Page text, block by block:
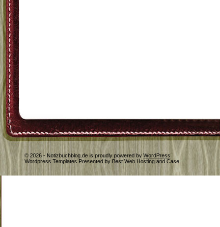
© 2026 - Notizbuchblog.de is proudly powered by WordPress
Wordpress Templates Presented by Best Web Hosting and Case